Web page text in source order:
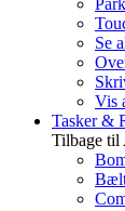
Se
Vis
Tasker &
Tilbage til